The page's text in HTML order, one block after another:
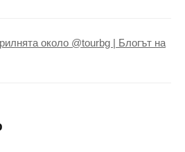
около @tourbg | Блогът на